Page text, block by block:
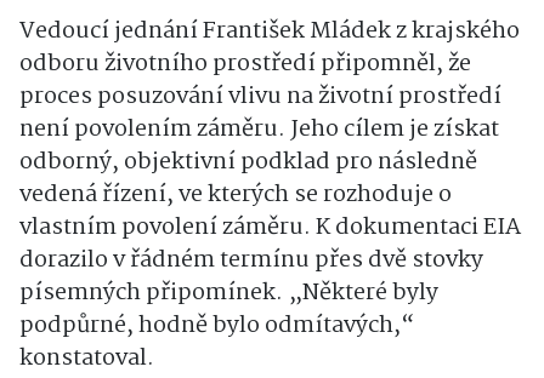
Vedoucí jednání František Mládek z krajského
odboru životního prostředí připomněl, že
proces posuzování vlivu na životní prostředí
není povolením záměru. Jeho cílem je získat
odborný, objektivní podklad pro následně
vedená řízení, ve kterých se rozhoduje o
vlastním povolení záměru. K dokumentaci EIA
dorazilo v řádném termínu přes dvě stovky
písemných připomínek. „Některé byly
podpůrné, hodně bylo odmítavých,“
konstatoval.